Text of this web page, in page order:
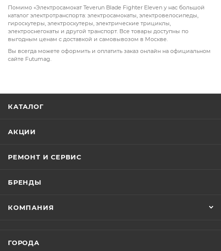
Помимо «Электросамокат Teverun Blade Fighter Eleven у нас большой
каталог электротранспорта: электросамокаты, электровелосипеды,
гироскутеры, электроскутеры, электрические трициклы,
электроснегокаты и другой транспорт. Все товары доступны по
выгодным ценам с доставкой и самовывозом в Москве.
Вы всегда можете оформить и оплатить заказ онлайн на официальном
сайте Futumag.
КАТАЛОГ
АКЦИИ
РЕМОНТ И СЕРВИС
БРЕНДЫ
КОМПАНИЯ
ГОРОДА